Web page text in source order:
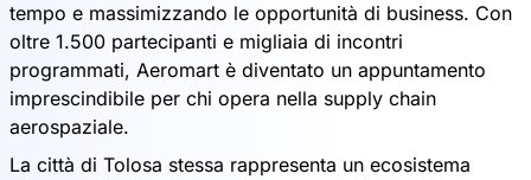
tempo e massimizzando le opportunità di business. Con
oltre 1.500 partecipanti e migliaia di incontri
programmati, Aeromart è diventato un appuntamento
imprescindibile per chi opera nella supply chain
aerospaziale.
La città di Tolosa stessa rappresenta un ecosistema